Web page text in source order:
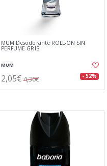
MUM Desodorante ROLL-ON SIN
PERFUME GRIS
MUM
2,05€ 4,30€ - 52%